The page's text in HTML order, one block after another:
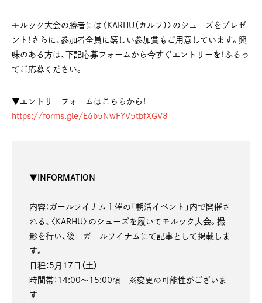
モルック大会の勝者には〈KARHU（カルフ）〉のシューズをプレゼ
ント！さらに、参加者全員に嬉しい参加賞もご用意しています。興
味のある方は、下記応募フォームから今すぐエントリーを！ふるっ
てご応募ください。
▼エントリーフォームはこちらから！
https://forms.gle/E6b5NwFYV5tbfXGV8
▼INFORMATION
内容：ガールフイナム主催の「朝活イベント」内で開催さ
れる、〈KARHU〉のシューズを履いてモルック大会。撮
影を行い、後日ガールフイナムにて記事として掲載しま
す。
日程：5月17日（土）
時間帯：14:00〜15:00頃 ※変更の可能性がございま
す